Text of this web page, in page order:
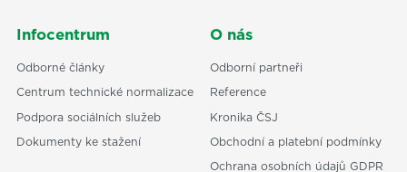
Infocentrum
Odborné články
Centrum technické normalizace
Podpora sociálních služeb
Dokumenty ke stažení
O nás
Odborní partneři
Reference
Kronika ČSJ
Obchodní a platební podmínky
Ochrana osobních údajů GDPR